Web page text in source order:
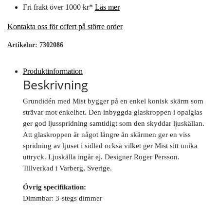
Fri frakt över 1000 kr* Läs mer
Kontakta oss för offert på större order
Artikelnr: 7302086
Produktinformation
Beskrivning
Grundidén med Mist bygger på en enkel konisk skärm som
strävar mot enkelhet. Den inbyggda glaskroppen i opalglas
ger god ljusspridning samtidigt som den skyddar ljuskällan.
Att glaskroppen är något längre än skärmen ger en viss
spridning av ljuset i sidled också vilket ger Mist sitt unika
uttryck. Ljuskälla ingår ej. Designer Roger Persson.
Tillverkad i Varberg, Sverige.
Övrig specifikation:
Dimmbar: 3-stegs dimmer